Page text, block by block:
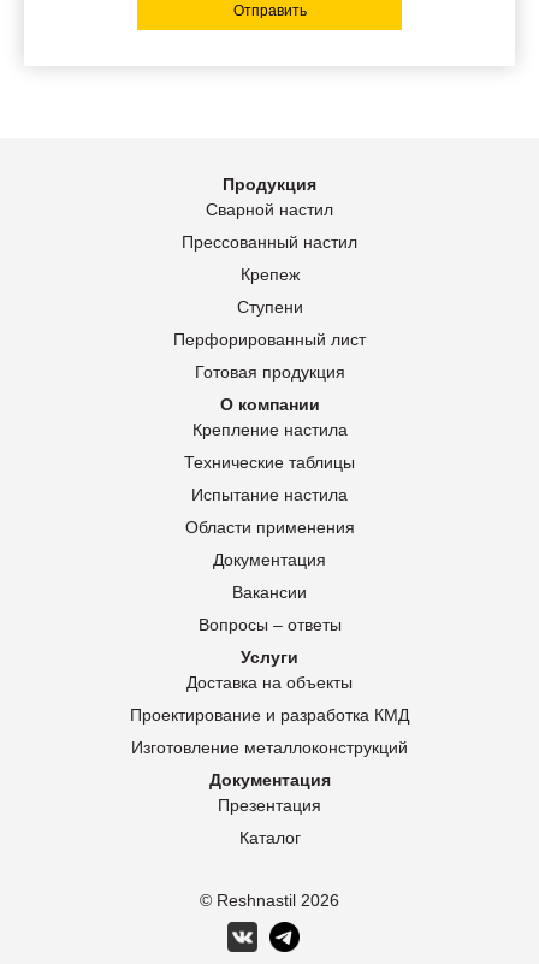
Отправить
© Reshnastil 2026
Продукция
Сварной настил
Прессованный настил
Крепеж
Ступени
Перфорированный лист
Готовая продукция
О компании
Крепление настила
Технические таблицы
Испытание настила
Области применения
Документация
Вакансии
Вопросы – ответы
Услуги
Доставка на объекты
Проектирование и разработка КМД
Изготовление металлоконструкций
Документация
Презентация
Каталог